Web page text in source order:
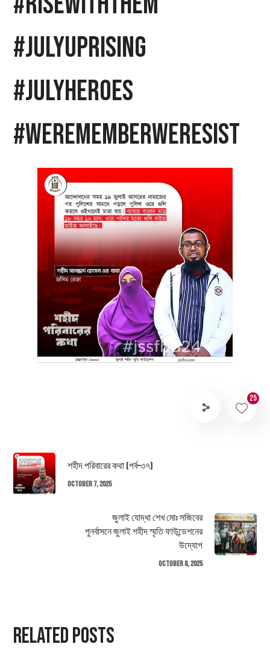
#JulyUprising
#JulyHeroes
#WeRememberWeResist
25
শহীদ পরিবারের কথা (পর্ব–৩৭)
October 7, 2025
জুলাই যোদ্ধা শেখ মোঃ সজিবের
পুনর্বাসনে জুলাই শহীদ স্মৃতি ফাউন্ডেশনের
উদ্যোগ
October 8, 2025
Related Posts